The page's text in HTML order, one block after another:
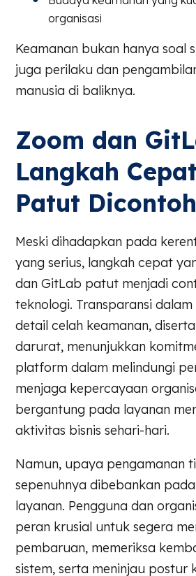
organisasi
Keamanan bukan hanya soal
juga perilaku dan
manusia di baliknya.
Zoom dan
Langkah
Patut Dicontoh
Meski dihadapkan pada
yang serius, langkah cepat
dan GitLab patut menjadi
teknologi. Transparansi
detail celah keamanan,
darurat, menunjukkan
platform dalam melindungi
menjaga kepercayaan
bergantung pada layanan
aktivitas bisnis sehari-hari.
Namun, upaya pengamanan
sepenuhnya dibebankan
layanan. Pengguna dan
peran krusial untuk segera
pembaruan, memeriksa
sistem, serta meninjau postur